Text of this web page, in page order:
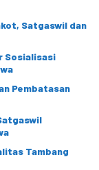
Satgaswil dan
Sosialisasi
Pembatasan
Tambang